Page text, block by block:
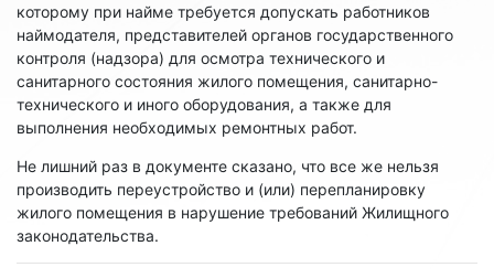
которому при найме требуется допускать работников
наймодателя, представителей органов государственного
контроля (надзора) для осмотра технического и
санитарного состояния жилого помещения, санитарно-
технического и иного оборудования, а также для
выполнения необходимых ремонтных работ.
Не лишний раз в документе сказано, что все же нельзя
производить переустройство и (или) перепланировку
жилого помещения в нарушение требований Жилищного
законодательства.